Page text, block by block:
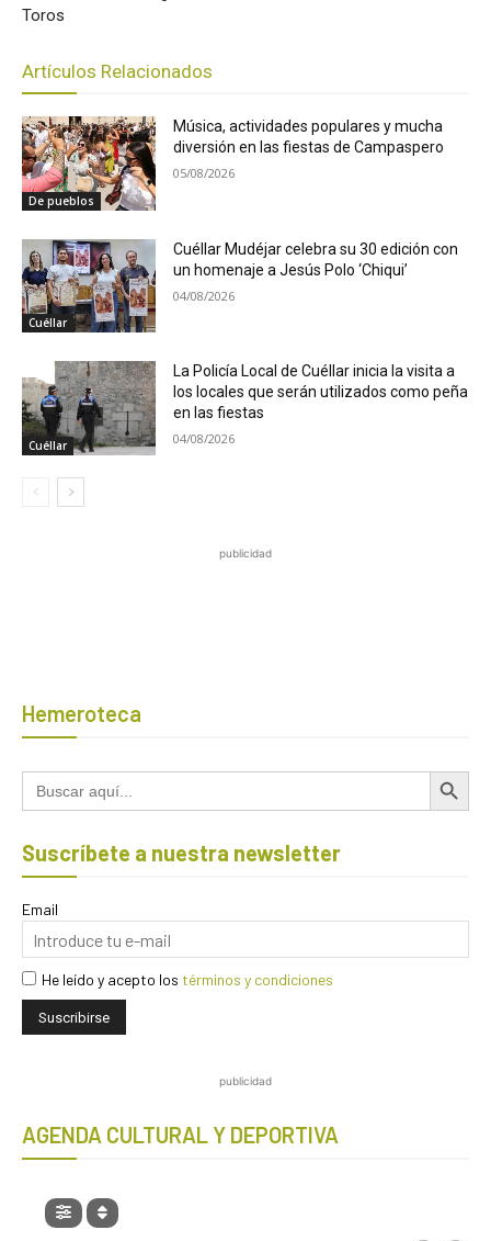
Toros
Artículos Relacionados
De pueblos
Música, actividades populares y mucha
diversión en las fiestas de Campaspero
05/08/2026
Cuéllar
Cuéllar Mudéjar celebra su 30 edición con
un homenaje a Jesús Polo ‘Chiqui’
04/08/2026
Cuéllar
La Policía Local de Cuéllar inicia la visita a
los locales que serán utilizados como peña
en las fiestas
04/08/2026
publicidad
Hemeroteca
Buscar: Botón de
Suscríbete a nuestra newsletter
Email
He leído y acepto los términos y condiciones
publicidad
AGENDA CULTURAL Y DEPORTIVA